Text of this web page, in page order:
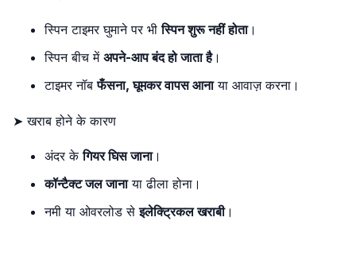
स्पिन टाइमर घुमाने पर भीस्पिन शुरू नहीं होता।
स्पिन बीच में अपने-आप बंद हो जाता है।
टाइमर नॉबफँसना, घूमकर वापस आनाया आवाज़ करना।
➤ खराब होने के कारण
अंदर केगियर घिस जाना।
कॉन्टैक्ट जल जानाया ढीला होना।
नमी या ओवरलोड सेइलेक्ट्रिकल खराबी।